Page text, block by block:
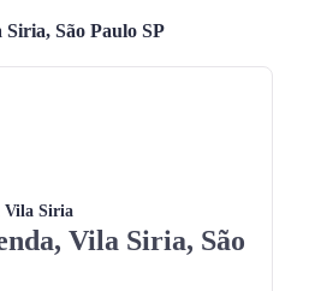
São Paulo SP
Vila Siria
Vila Siria, São